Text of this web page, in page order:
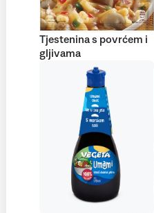
Tjestenina s povrćem i
gljivama